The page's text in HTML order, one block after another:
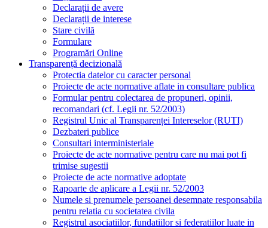
Declarații de avere
Declarații de interese
Stare civilă
Formulare
Programări Online
Transparență decizională
Protectia datelor cu caracter personal
Proiecte de acte normative aflate in consultare publica
Formular pentru colectarea de propuneri, opinii,
recomandari (cf. Legii nr. 52/2003)
Registrul Unic al Transparenței Intereselor (RUTI)
Dezbateri publice
Consultari interministeriale
Proiecte de acte normative pentru care nu mai pot fi
trimise sugestii
Proiecte de acte normative adoptate
Rapoarte de aplicare a Legii nr. 52/2003
Numele si prenumele persoanei desemnate responsabila
pentru relatia cu societatea civila
Registrul asociatiilor, fundatiilor si federatiilor luate in